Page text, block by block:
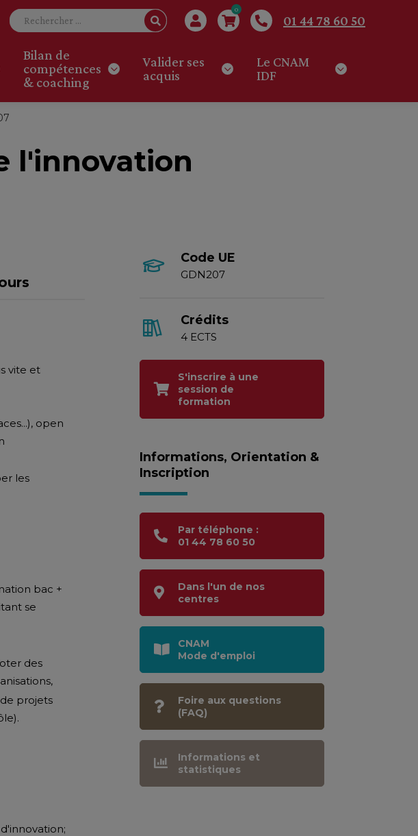
0
01 44 78 60 50
Bilan de
compétences
& coaching
Valider ses
acquis
Le CNAM
IDF
l'innovation
vite et
open
les
bac +
se
des
projets
Code UE
GDN207
Crédits
4 ECTS
S'inscrire à une
session de
formation
Informations, Orientation &
Inscription
Par téléphone :
01 44 78 60 50
Dans l'un de nos
centres
CNAM
Mode d'emploi
Foire aux questions
(FAQ)
Informations et
statistiques